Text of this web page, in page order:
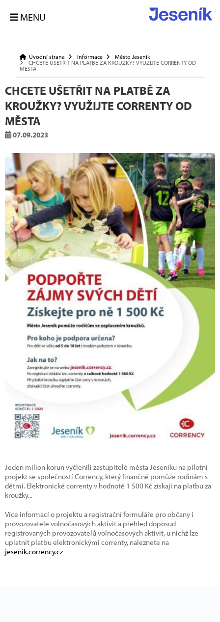
MENU
Úvodní strana Informace
Město Jeseník
CHCETE UŠETŘIT NA PLATBĚ ZA KROUŽKY? VYUŽIJTE CORRENTY OD
MĚSTA
CHCETE UŠETŘIT NA PLATBĚ ZA
KROUŽKY? VYUŽIJTE CORRENTY OD
MĚSTA
07.09.2023
Jeden milion korun vyčlenili zastupitelé města Jeseníku na pilotní
projekt se společností Corrency, který finančně pomůže rodinám s
dětmi. Elektronické correnty v hodnotě 1 500 Kč získají na platbu za
kroužky...
Více informací o projektu a registrační formuláře pro občany i
provozovatele volnočasových aktivit a přehled doposud
registrovaných provozovatelů volnočasových aktivit, u nichž lze
uplatnit platbu elektronickými correnty, naleznete na
jesenik.corrency.cz